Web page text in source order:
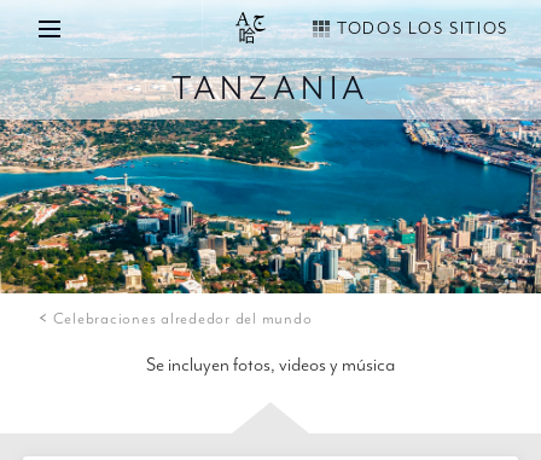
TODOS LOS SITIOS
TANZANIA
Celebraciones alrededor del mundo
Se incluyen fotos, videos y música